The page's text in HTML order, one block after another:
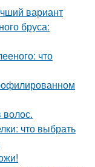
вариант
бруса:
что
волос.
что выбрать